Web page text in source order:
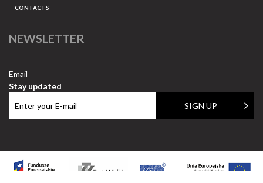
CONTACTS
NEWSLETTER
Email
Stay updated